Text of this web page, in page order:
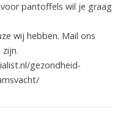
pantoffels wil je graag
wij hebben. Mail ons
gezondheid-